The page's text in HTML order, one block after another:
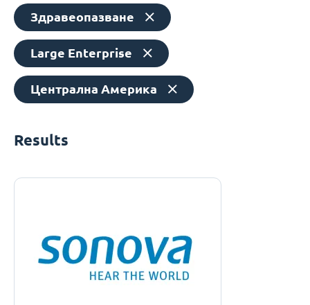
Здравеопазване
Large Enterprise
Централна Америка
Results